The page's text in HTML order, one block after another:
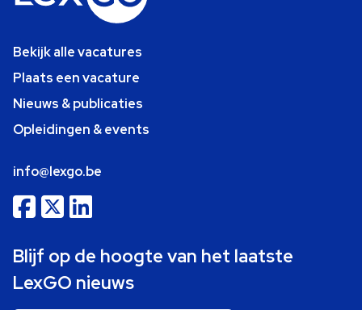
Bekijk alle vacatures
Plaats een vacature
Nieuws & publicaties
Opleidingen & events
info@lexgo.be
Blijf op de hoogte van het laatste
LexGO nieuws